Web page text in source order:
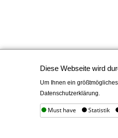
Diese Webseite wird
Um Ihnen ein
Datenschutzerklärung.
Must have Statistik